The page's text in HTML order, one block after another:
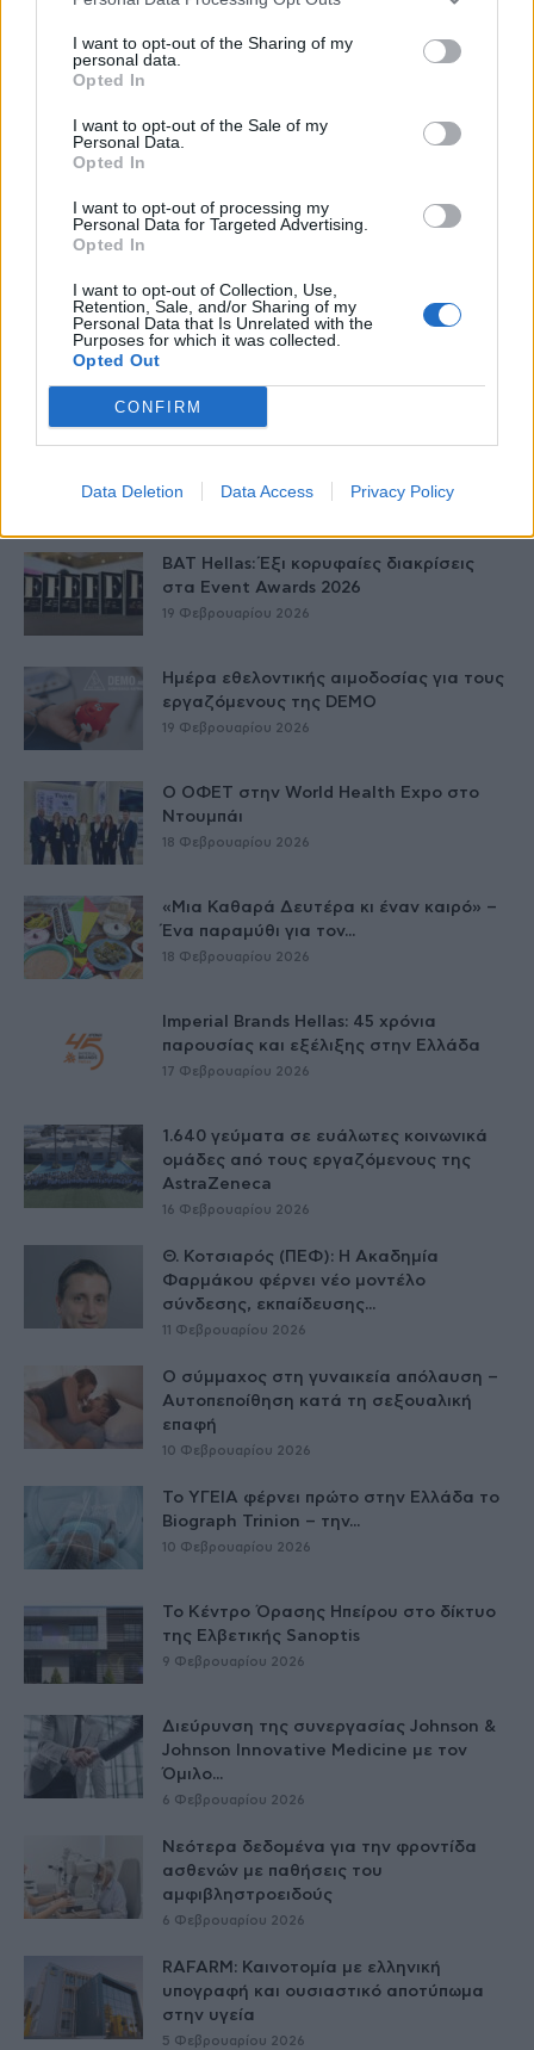
I want to opt-out of the Sharing of my
personal data.
Opted In
I want to opt-out of the Sale of my
Personal Data.
Opted In
I want to opt-out of processing my
Personal Data for Targeted Advertising.
Opted In
I want to opt-out of Collection, Use,
Retention, Sale, and/or Sharing of my
Personal Data that Is Unrelated with the
Purposes for which it was collected.
Opted Out
CONFIRM
Data Deletion Data Access Privacy Policy
PHARMA με γαλλική πινελιά
25 Φεβρουαρίου 2026
με αυτές τις επιστροφές δεν είναι
βιώσιμη...
Ερρίκος Ντυνάν: Με νέες ταχύτητες
Στα δικαστήρια BioNTech και Moderna
20 Φεβρουαρίου 2026
Μπαρμπετάκη – PIF: Υπό ασφυκτική
19 Φεβρουαρίου 2026
BAT Hellas: Έξι κορυφαίες διακρίσεις
στα Event Awards 2026
19 Φεβρουαρίου 2026
Ημέρα εθελοντικής αιμοδοσίας για τους
εργαζόμενους της DEMO
19 Φεβρουαρίου 2026
Ο ΟΦΕΤ στην World Health Expo στο
Ντουμπάι
18 Φεβρουαρίου 2026
«Μια Καθαρά Δευτέρα κι έναν καιρό» –
Ένα παραμύθι για τον...
18 Φεβρουαρίου 2026
Imperial Brands Hellas: 45 χρόνια
παρουσίας και εξέλιξης στην Ελλάδα
17 Φεβρουαρίου 2026
1.640 γεύματα σε ευάλωτες κοινωνικά
ομάδες από τους εργαζόμενους της
AstraZeneca
16 Φεβρουαρίου 2026
Θ. Κοτσιαρός (ΠΕΦ): Η Ακαδημία
Φαρμάκου φέρνει νέο μοντέλο
σύνδεσης, εκπαίδευσης...
11 Φεβρουαρίου 2026
Ο σύμμαχος στη γυναικεία απόλαυση –
Αυτοπεποίθηση κατά τη σεξουαλική
επαφή
10 Φεβρουαρίου 2026
Το ΥΓΕΙΑ φέρνει πρώτο στην Ελλάδα το
Biograph Trinion – την...
10 Φεβρουαρίου 2026
Το Κέντρο Όρασης Ηπείρου στο δίκτυο
της Ελβετικής Sanoptis
9 Φεβρουαρίου 2026
Διεύρυνση της συνεργασίας Johnson &
Johnson Innovative Medicine με τον
Όμιλο...
6 Φεβρουαρίου 2026
Nεότερα δεδομένα για την φροντίδα
ασθενών με παθήσεις του
αμφιβληστροειδούς
6 Φεβρουαρίου 2026
RAFARM: Καινοτομία με ελληνική
υπογραφή και ουσιαστικό αποτύπωμα
στην υγεία
5 Φεβρουαρίου 2026